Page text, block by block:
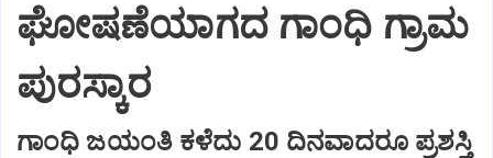
ಘೋಷಣೆಯಾಗದ ಗಾಂಧಿ ಗ್ರಾಮ
ಪುರಸ್ಕಾರ
ಗಾಂಧಿ ಜಯಂತಿ ಕಳೆದು 20 ದಿನವಾದರೂ ಪ್ರಶಸ್ತಿ